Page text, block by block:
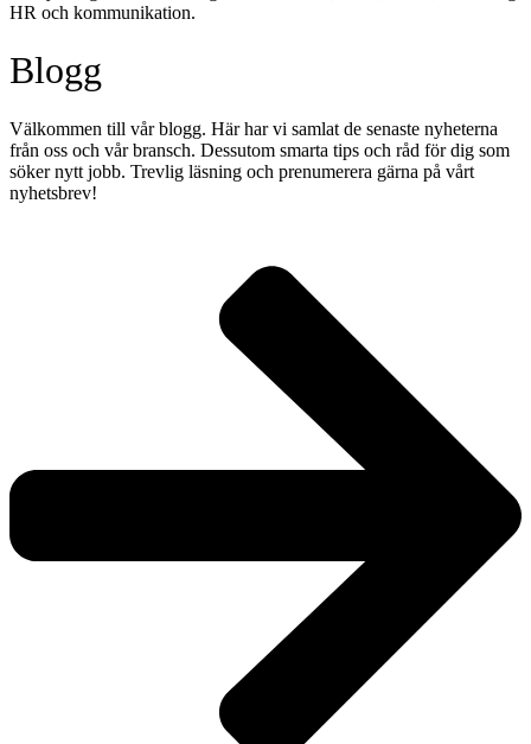
HR och kommunikation.
Blogg
Välkommen till vår blogg. Här har vi samlat de senaste nyheterna
från oss och vår bransch. Dessutom smarta tips och råd för dig som
söker nytt jobb. Trevlig läsning och prenumerera gärna på vårt
nyhetsbrev!